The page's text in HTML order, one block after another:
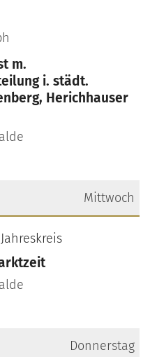
m.
i. städt.
Herichhauser
Mittwoch
2026
Donnerstag